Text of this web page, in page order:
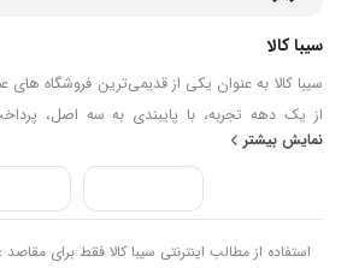
سیبا کالا
سیبا کالا به عنوان یکی از قدیمی‌ترین فروشگاه های
بازگشت کالا و تضمین اصل‌بودن کالا موفق شده تا
جهان، به بزرگ‌ترین فروشگاه اینترنتی ایران
سیبا کالا با دنیایی از کالا رو به رو می‌شوید! هر
خطور می‌کند در اینجا پیدا خواهید کرد.
نمایش بیشتر
استفاده از مطالب اینترنتی سیبا کالا فقط برای